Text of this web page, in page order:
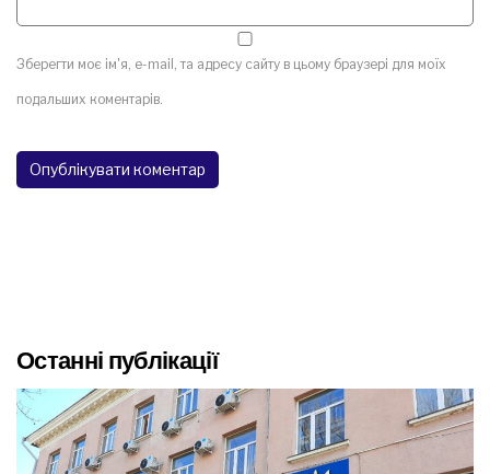
Зберегти моє ім'я, e-mail, та адресу сайту в цьому браузері для моїх
подальших коментарів.
Останні публікації